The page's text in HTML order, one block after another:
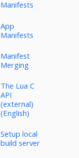
Manifests
App
Manifests
Manifest
Merging
The Lua C
API
(external)
(English)
Setup local
build server